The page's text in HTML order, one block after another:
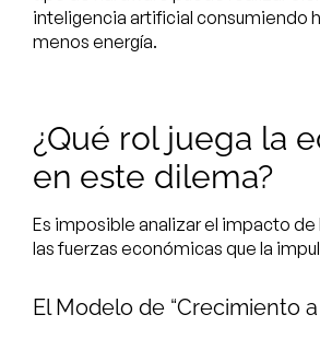
inteligencia artificial consumiendo
menos energía.
¿Qué rol juega la
en este dilema?
Es imposible analizar el impacto de
las fuerzas económicas que la
El Modelo de “Crecimiento a